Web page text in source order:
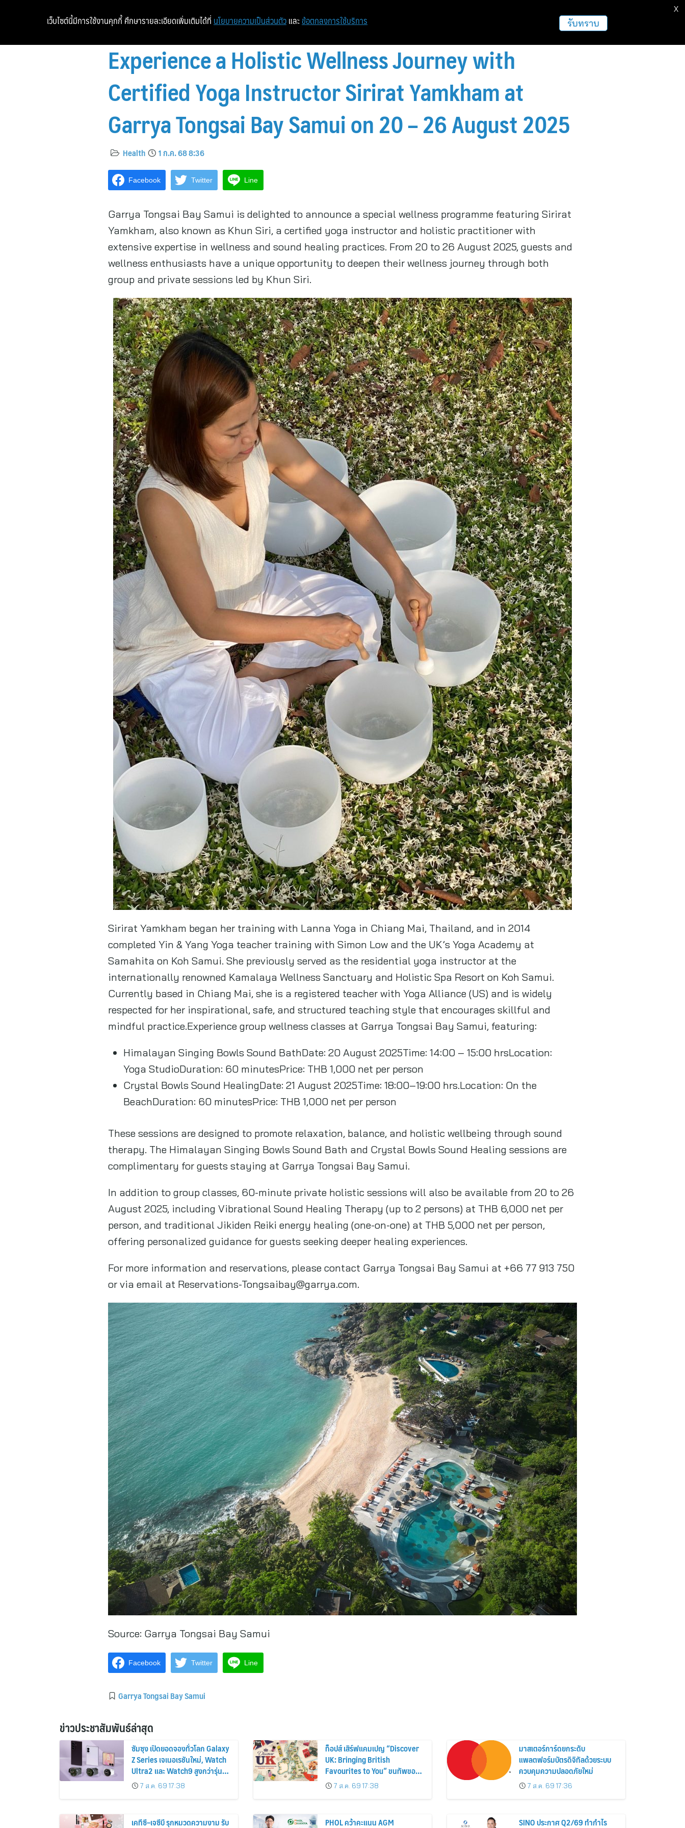
หน้าแรก ท่องเที่ยว ฝากข่าวประชาสัมพันธ์
Experience a Holistic Wellness Journey with
Certified Yoga Instructor Sirirat Yamkham at
Garrya Tongsai Bay Samui on 20 – 26 August 2025
Health 1 ก.ค. 68 8:36
Facebook Twitter Line
Garrya Tongsai Bay Samui is delighted to announce a special wellness programme featuring Sirirat
Yamkham, also known as Khun Siri, a certified yoga instructor and holistic practitioner with
extensive expertise in wellness and sound healing practices. From 20 to 26 August 2025, guests and
wellness enthusiasts have a unique opportunity to deepen their wellness journey through both
group and private sessions led by Khun Siri.
Sirirat Yamkham began her training with Lanna Yoga in Chiang Mai, Thailand, and in 2014
completed Yin & Yang Yoga teacher training with Simon Low and the UK’s Yoga Academy at
Samahita on Koh Samui. She previously served as the residential yoga instructor at the
internationally renowned Kamalaya Wellness Sanctuary and Holistic Spa Resort on Koh Samui.
Currently based in Chiang Mai, she is a registered teacher with Yoga Alliance (US) and is widely
respected for her inspirational, safe, and structured teaching style that encourages skillful and
mindful practice.Experience group wellness classes at Garrya Tongsai Bay Samui, featuring:
Himalayan Singing Bowls Sound BathDate: 20 August 2025Time: 14:00 – 15:00 hrsLocation:
Yoga StudioDuration: 60 minutesPrice: THB 1,000 net per person
Crystal Bowls Sound HealingDate: 21 August 2025Time: 18:00–19:00 hrs.Location: On the
BeachDuration: 60 minutesPrice: THB 1,000 net per person
These sessions are designed to promote relaxation, balance, and holistic wellbeing through sound
therapy. The Himalayan Singing Bowls Sound Bath and Crystal Bowls Sound Healing sessions are
complimentary for guests staying at Garrya Tongsai Bay Samui.
In addition to group classes, 60-minute private holistic sessions will also be available from 20 to 26
August 2025, including Vibrational Sound Healing Therapy (up to 2 persons) at THB 6,000 net per
person, and traditional Jikiden Reiki energy healing (one-on-one) at THB 5,000 net per person,
offering personalized guidance for guests seeking deeper healing experiences.
For more information and reservations, please contact Garrya Tongsai Bay Samui at +66 77 913 750
or via email at Reservations-Tongsaibay@garrya.com.
Source: Garrya Tongsai Bay Samui
Facebook Twitter Line
Garrya Tongsai Bay Samui
ข่าวประชาสัมพันธ์ล่าสุด
ซัมซุง เปิดยอดจองทั่วโลก Galaxy
Z Series เจเนอเรชันใหม่, Watch
Ultra2 และ Watch9 สูงกว่ารุ่น
ก่อนหน้ากว่า 30%
7 ส.ค. 69 17:38
ท็อปส์ เสิร์ฟแคมเปญ “Discover
UK: Bringing British
Favourites to You” ขนทัพของ
อร่อยและไอเท็มฮิตจากสหราช
อาณาจักร ส่งตรงถึงมือตั้งแต่วัน
7 ส.ค. 69 17:38
มาสเตอร์การ์ดยกระดับ
แพลตฟอร์มบัตรดิจิทัลด้วยระบบ
ควบคุมความปลอดภัยใหม่
7 ส.ค. 69 17:36
เคทีซี–เจซีบี รุกหมวดความงาม รับ
PHOL คว้าคะแนน AGM
SINO ประกาศ Q2/69 ทำกำไร
เว็บไซต์นี้มีการใช้งานคุกกี้ ศึกษารายละเอียดเพิ่มเติมได้ที่ นโยบายความเป็นส่วนตัว และ ข้อตกลงการใช้บริการ รับทราบ
X